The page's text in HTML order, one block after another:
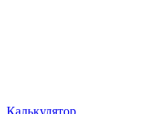
Калькулятор